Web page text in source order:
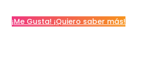
¡Me Gusta! ¡Quiero saber más!